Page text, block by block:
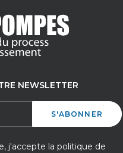
NEWSLETTER
j'accepte la politique de